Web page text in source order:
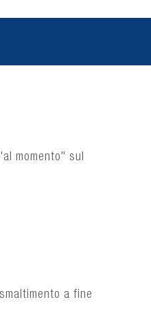
momento" sul
a fine